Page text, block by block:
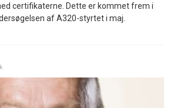
certifikaterne. Dette er kommet frem i
af A320-styrtet i maj.